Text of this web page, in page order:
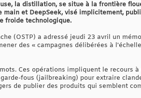
la distillation, se situe à la frontière
et DeepSeek, visé implicitement,
froide technologique.
(OSTP) a adressé jeudi 23 avril un
des « campagnes délibérées à
Ces opérations impliquent le recours
fous (jailbreaking) pour extraire
de publier des produits qui semblent